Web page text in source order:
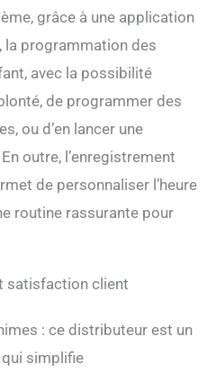
grâce à une application
la programmation des
avec la possibilité
de programmer des
ou d’en lancer une
outre, l’enregistrement
de personnaliser l’heure
routine rassurante pour
satisfaction client
: ce distributeur est un
simplifie